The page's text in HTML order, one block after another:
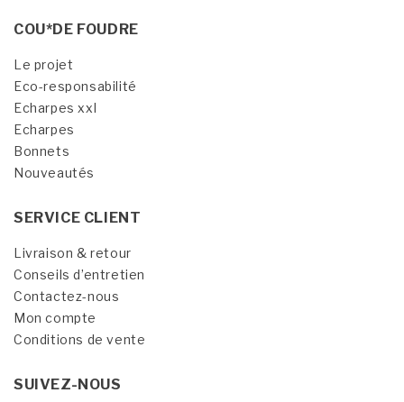
COU*DE FOUDRE
Le projet
Eco-responsabilité
Echarpes xxl
Echarpes
Bonnets
Nouveautés
SERVICE CLIENT
Livraison & retour
Conseils d’entretien
Contactez-nous
Mon compte
Conditions de vente
SUIVEZ-NOUS